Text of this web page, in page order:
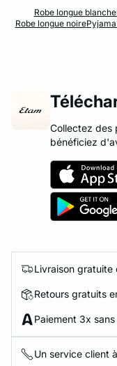
Robe longue blanche
Robe longue noire
Collectez des
bénéficiez
Livraison gratuite
Retours gratuits
Paiement 3x
Un service client